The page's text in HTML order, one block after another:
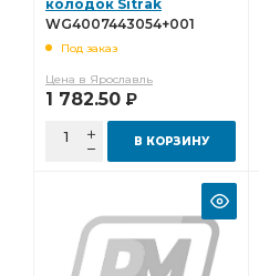
колодок Sitrak
WG4007443054+001
WG4007443054+001
Под заказ
Цена в Ярославль
1 782.50 Р
В КОРЗИНУ